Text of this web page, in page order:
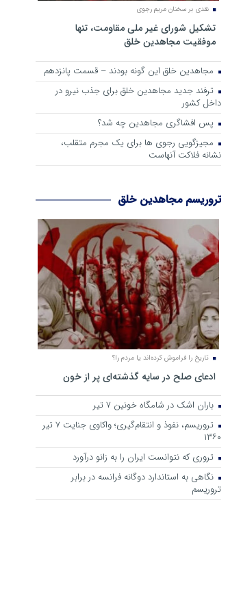
نقدی بر سخنان مریم رجوی
تشکیل شورای غیر ملی مقاومت، تنها
موفقیت مجاهدین خلق
مجاهدین خلق این گونه بودند – قسمت پانزدهم
ترفند جدید مجاهدین خلق برای جذب نیرو در
داخل کشور
پس افشاگری مجاهدین چه شد؟
مجیزگویی رجوی ها برای یک مجرم متقلب،
نشانه فلاکت آنهاست
تروریسم مجاهدین خلق
تاریخ را فراموش کرده‌اند یا مردم را؟
ادعای صلح در سایه گذشته‌ای پر از خون
باران اشک در شامگاه خونین 7 تیر
تروریسم، نفوذ و انتقام‌گیری؛ واکاوی جنایت ۷ تیر
۱۳۶۰
تروری که نتوانست ایران را به زانو درآورد
نگاهی به استاندارد دوگانه فرانسه در برابر
تروریسم